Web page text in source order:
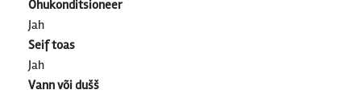
Õhukonditsioneer
Jah
Seif toas
Jah
Vann või dušš